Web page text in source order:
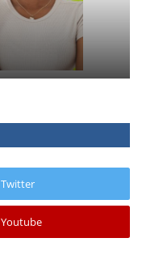
Twitter
Youtube